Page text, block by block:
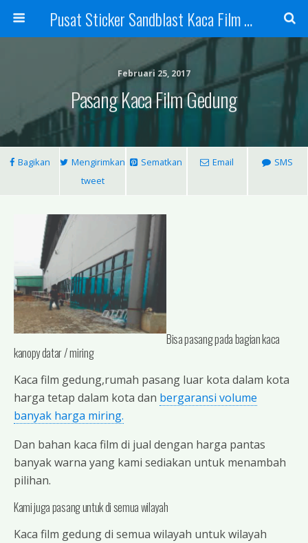
Pusat Sticker Sandblast Kaca Film Sandblasting Kaca Film Sticker
Februari 25, 2017
Pasang Kaca Film Gedung
Bagikan
Mengirimkan
tweet
Sematkan Email SMS
Bisa pasang pada bagian kaca
kanopy datar / miring
Kaca film gedung,rumah pasang luar kota dalam kota
harga tetap dalam kota dan bergaransi volume
banyak harga miring.
Dan bahan kaca film di jual dengan harga pantas
banyak warna yang kami sediakan untuk menambah
pilihan.
Kami juga pasang untuk di semua wilayah
Kaca film gedung di semua wilayah untuk wilayah